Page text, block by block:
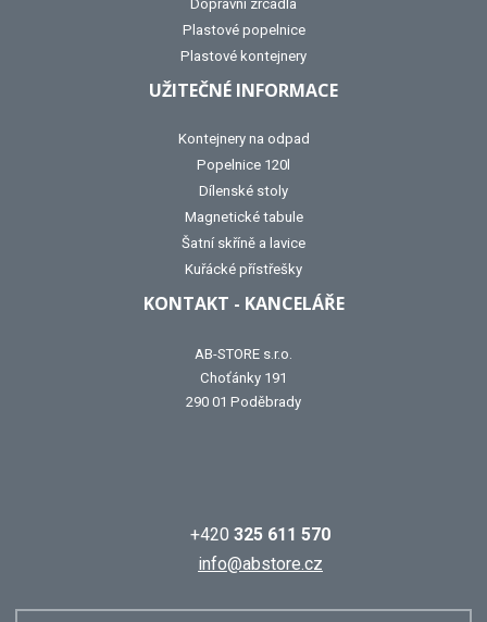
Dopravní zrcadla
Plastové popelnice
Plastové kontejnery
UŽITEČNÉ INFORMACE
Kontejnery na odpad
Popelnice 120l
Dílenské stoly
Magnetické tabule
Šatní skříně a lavice
Kuřácké přístřešky
KONTAKT - KANCELÁŘE
AB-STORE s.r.o.
Choťánky 191
290 01 Poděbrady
+420 325 611 570
info@abstore.cz